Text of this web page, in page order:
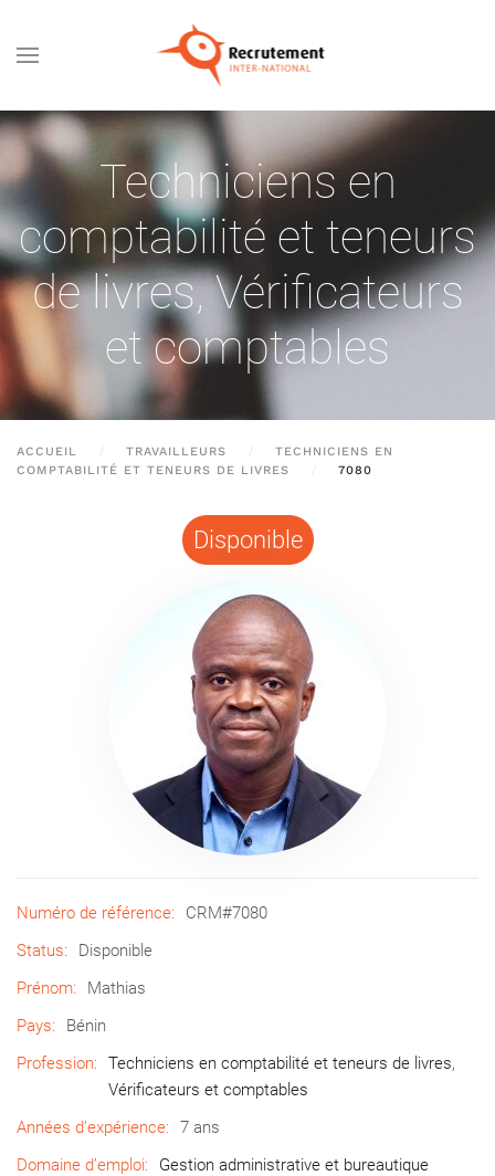
Passer au contenu principal
Techniciens en
comptabilité et teneurs
de livres,Vérificateurs
et comptables
ACCUEIL TRAVAILLEURS
TECHNICIENS EN
COMPTABILITÉ ET TENEURS DE LIVRES
7080
Disponible
Numéro de référence:
CRM#7080
Status:
Disponible
Prénom:
Mathias
Pays:
Bénin
Profession:
Techniciens en comptabilité et teneurs de livres,
Vérificateurs et comptables
Années d’expérience:
7 ans
Domaine d’emploi:
Gestion administrative et bureautique